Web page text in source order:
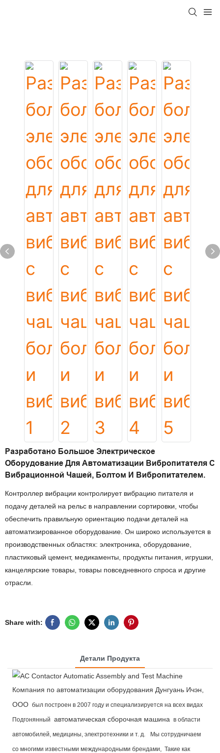
Разработано Большое Электрическое
Оборудование Для Автоматизации Вибропитателя С
Вибрационной Чашей, Болтом И Вибропитателем.
Контроллер вибрации контролирует вибрацию питателя и
подачу деталей на рельс в направлении сортировки, чтобы
обеспечить правильную ориентацию подачи деталей на
автоматизированное оборудование. Он широко используется в
производственных областях: электроника, оборудование,
пластиковый цемент, медикаменты, продукты питания, игрушки,
канцелярские товары, товары повседневного спроса и другие
отрасли.
Share with:
Детали Продукта
Компания по автоматизации оборудования Дунгуань Ичэн,
ООО был построен в 2007 году и специализируется на всех видах
Подгонянный автоматическая сборочная машина в области
автомобилей, медицины, электротехники и т. д. Мы сотрудничаем
со многими известными международными брендами, Такие как